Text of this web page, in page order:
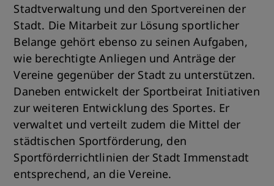
Stadtverwaltung und den Sportvereinen der
Stadt. Die Mitarbeit zur Lösung sportlicher
Belange gehört ebenso zu seinen Aufgaben,
wie berechtigte Anliegen und Anträge der
Vereine gegenüber der Stadt zu unterstützen.
Daneben entwickelt der Sportbeirat Initiativen
zur weiteren Entwicklung des Sportes. Er
verwaltet und verteilt zudem die Mittel der
städtischen Sportförderung, den
Sportförderrichtlinien der Stadt Immenstadt
entsprechend, an die Vereine.